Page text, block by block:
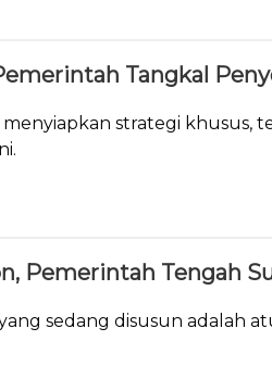
Tangkal
strategi khusus,
Pemerintah Tengah
sedang disusun adalah